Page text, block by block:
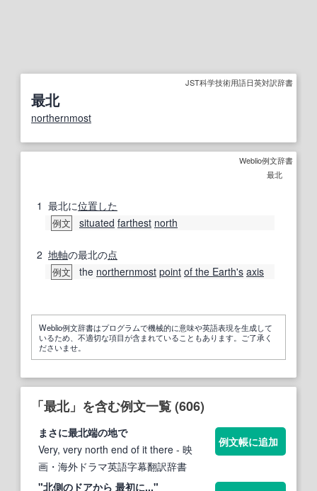
JST科学技術用語日英対訳辞書
最北
northernmost
Weblio例文辞書
最北
1 最北に位置した
例文 situated farthest north
2 地軸の最北の点
例文 the northernmost point of the Earth's axis
Weblio例文辞書はプログラムで機械的に意味や英語表現を生成して
いるため、不適切な項目が含まれていることもあります。ご了承く
ださいませ。
「最北」を含む例文一覧 (606)
まさに最北端の地で
Very, very north end of it there - 映
画・海外ドラマ英語字幕翻訳辞書
例文帳に追加
"北側のドアから 最初に..."